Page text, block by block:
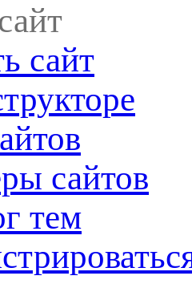
сайт
сайтов
тем